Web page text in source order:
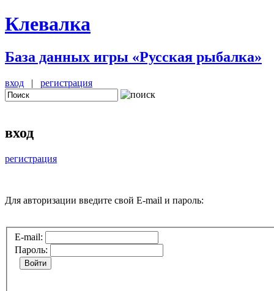
Клевалка
База данных игры «Русская рыбалка»
вход | регистрация
вход
регистрация
Для авторизации введите свой E-mail и пароль:
E-mail:
Пароль:
Войти